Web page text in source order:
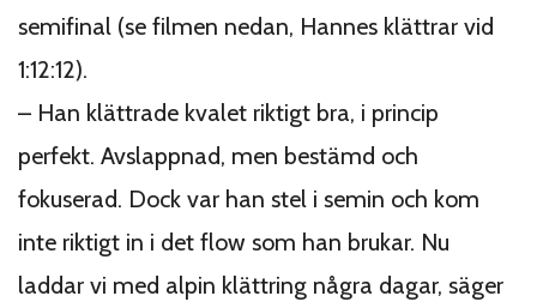
semifinal (se filmen nedan, Hannes klättrar vid
1:12:12).
– Han klättrade kvalet riktigt bra, i princip
perfekt. Avslappnad, men bestämd och
fokuserad. Dock var han stel i semin och kom
inte riktigt in i det flow som han brukar. Nu
laddar vi med alpin klättring några dagar, säger